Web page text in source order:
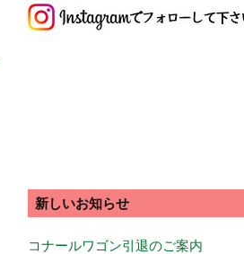
新しいお知らせ
コナールワゴン引退のご案内